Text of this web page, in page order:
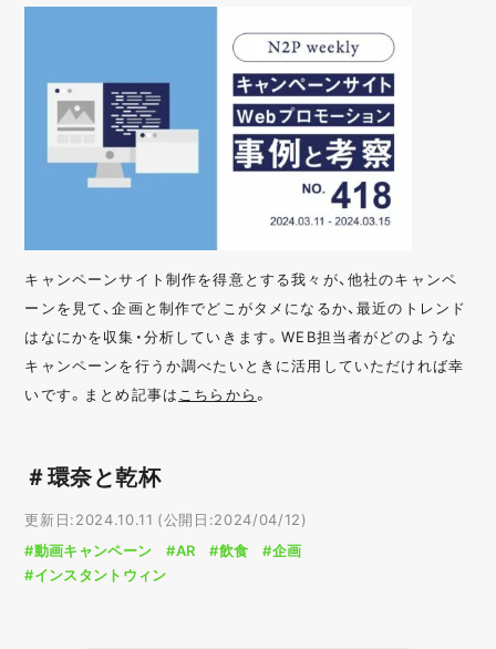
キャンペーンサイト制作を得意とする我々が、他社のキャンペ
ーンを見て、企画と制作でどこがタメになるか、最近のトレンド
はなにかを収集・分析していきます。WEB担当者がどのような
キャンペーンを行うか調べたいときに活用していただければ幸
いです。まとめ記事はこちらから。
＃環奈と乾杯
更新日:2024.10.11 (公開日:2024/04/12)
#動画キャンペーン
#AR #飲食
#企画
#インスタントウィン